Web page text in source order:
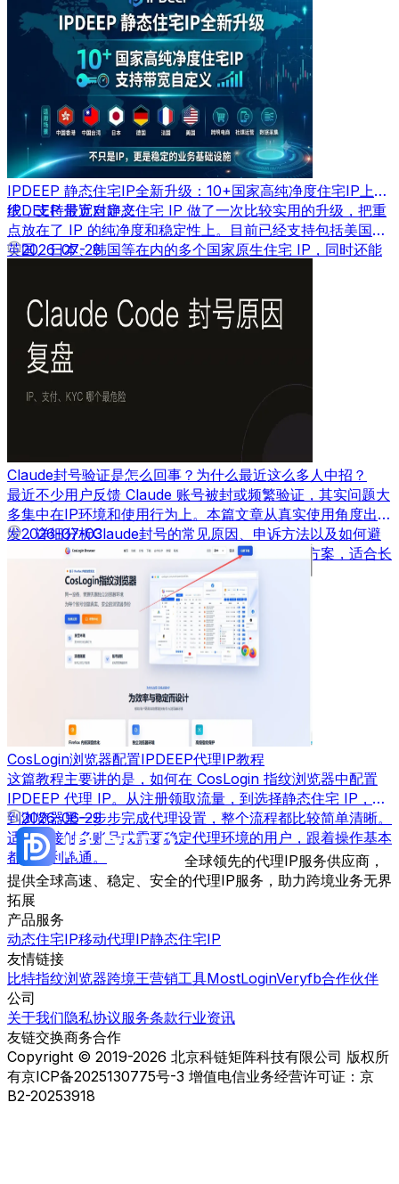
IPDEEP 静态住宅IP全新升级：10+国家高纯净度住宅IP上
线，支持带宽自定义
IPDEEP 最近对静态住宅 IP 做了一次比较实用的升级，把重
点放在了 IP 的纯净度和稳定性上。目前已经支持包括美国、
英国、日本、韩国等在内的多个国家原生住宅 IP，同时还能
2026-07-28
Claude封号验证是怎么回事？为什么最近这么多人中招？
最近不少用户反馈 Claude 账号被封或频繁验证，其实问题大
多集中在IP环境和使用行为上。本篇文章从真实使用角度出
发，详细分析Claude封号的常见原因、申诉方法以及如何避
免再次被封，并结合实际经验给出可落地的解决方案，适合长
期使用AI工具的用户参考。
2026-07-03
CosLogin浏览器配置IPDEEP代理IP教程
这篇教程主要讲的是，如何在 CosLogin 指纹浏览器中配置
IPDEEP 代理 IP。从注册领取流量，到选择静态住宅 IP，再
到浏览器里一步步完成代理设置，整个流程都比较简单清晰。
适合刚接触多账号或需要稳定代理环境的用户，跟着操作基本
都能顺利跑通。
2026-06-29
全球领先的代理IP服务供应商，
提供全球高速、稳定、安全的代理IP服务，助力跨境业务无界
拓展
产品服务
动态住宅IP移动代理IP静态住宅IP
友情链接
比特指纹浏览器跨境王营销工具MostLoginVeryfb合作伙伴
公司
关于我们隐私协议服务条款行业资讯
友链交换商务合作
Copyright © 2019-2026 北京科链矩阵科技有限公司 版权所
有京ICP备2025130775号-3 增值电信业务经营许可证：京
B2-20253918